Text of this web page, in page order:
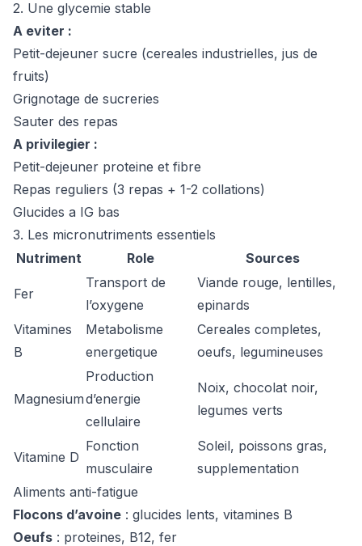
2. Une glycemie stable
A eviter :
Petit-dejeuner sucre (cereales industrielles, jus de
fruits)
Grignotage de sucreries
Sauter des repas
A privilegier :
Petit-dejeuner proteine et fibre
Repas reguliers (3 repas + 1-2 collations)
Glucides a IG bas
3. Les micronutriments essentiels
Nutriment
Role Sources
Fer
Transport de
l’oxygene
Viande rouge, lentilles,
epinards
Vitamines
B
Metabolisme
energetique
Cereales completes,
oeufs, legumineuses
Magnesium
Production
d’energie
cellulaire
Noix, chocolat noir,
legumes verts
Vitamine D
Fonction
musculaire
Soleil, poissons gras,
supplementation
Aliments anti-fatigue
Flocons d’avoine : glucides lents, vitamines B
Oeufs : proteines, B12, fer